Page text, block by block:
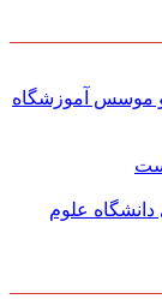
موسس آموزشگاه
علوم